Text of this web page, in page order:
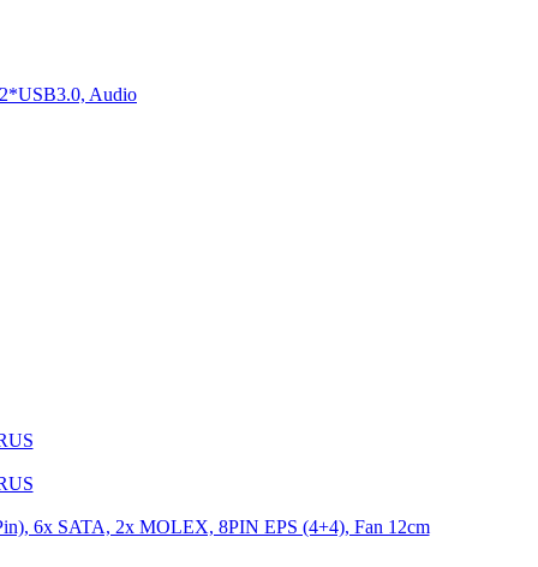
Audio
6x SATA, 2x MOLEX, 8PIN EPS (4+4), Fan 12cm